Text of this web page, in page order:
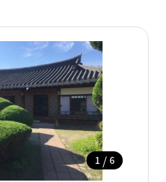
1 / 6